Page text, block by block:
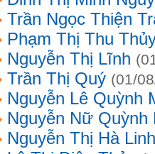
Trần Ngọc Thiện
Phạm Thị Thu
Nguyễn Thị Lĩnh
Trần Thị Quý (01/
Nguyễn Lê Quỳnh
Nguyễn Nữ
Nguyễn Thị Hà Linh